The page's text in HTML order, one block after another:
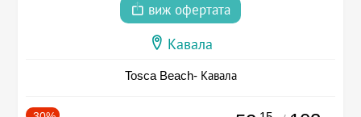
виж офертата
Кавала
Tosca Beach- Кавала